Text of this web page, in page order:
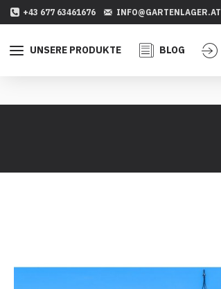
+43 677 63461676 INFO@GARTENLAGER.AT
UNSERE PRODUKTE BLOG